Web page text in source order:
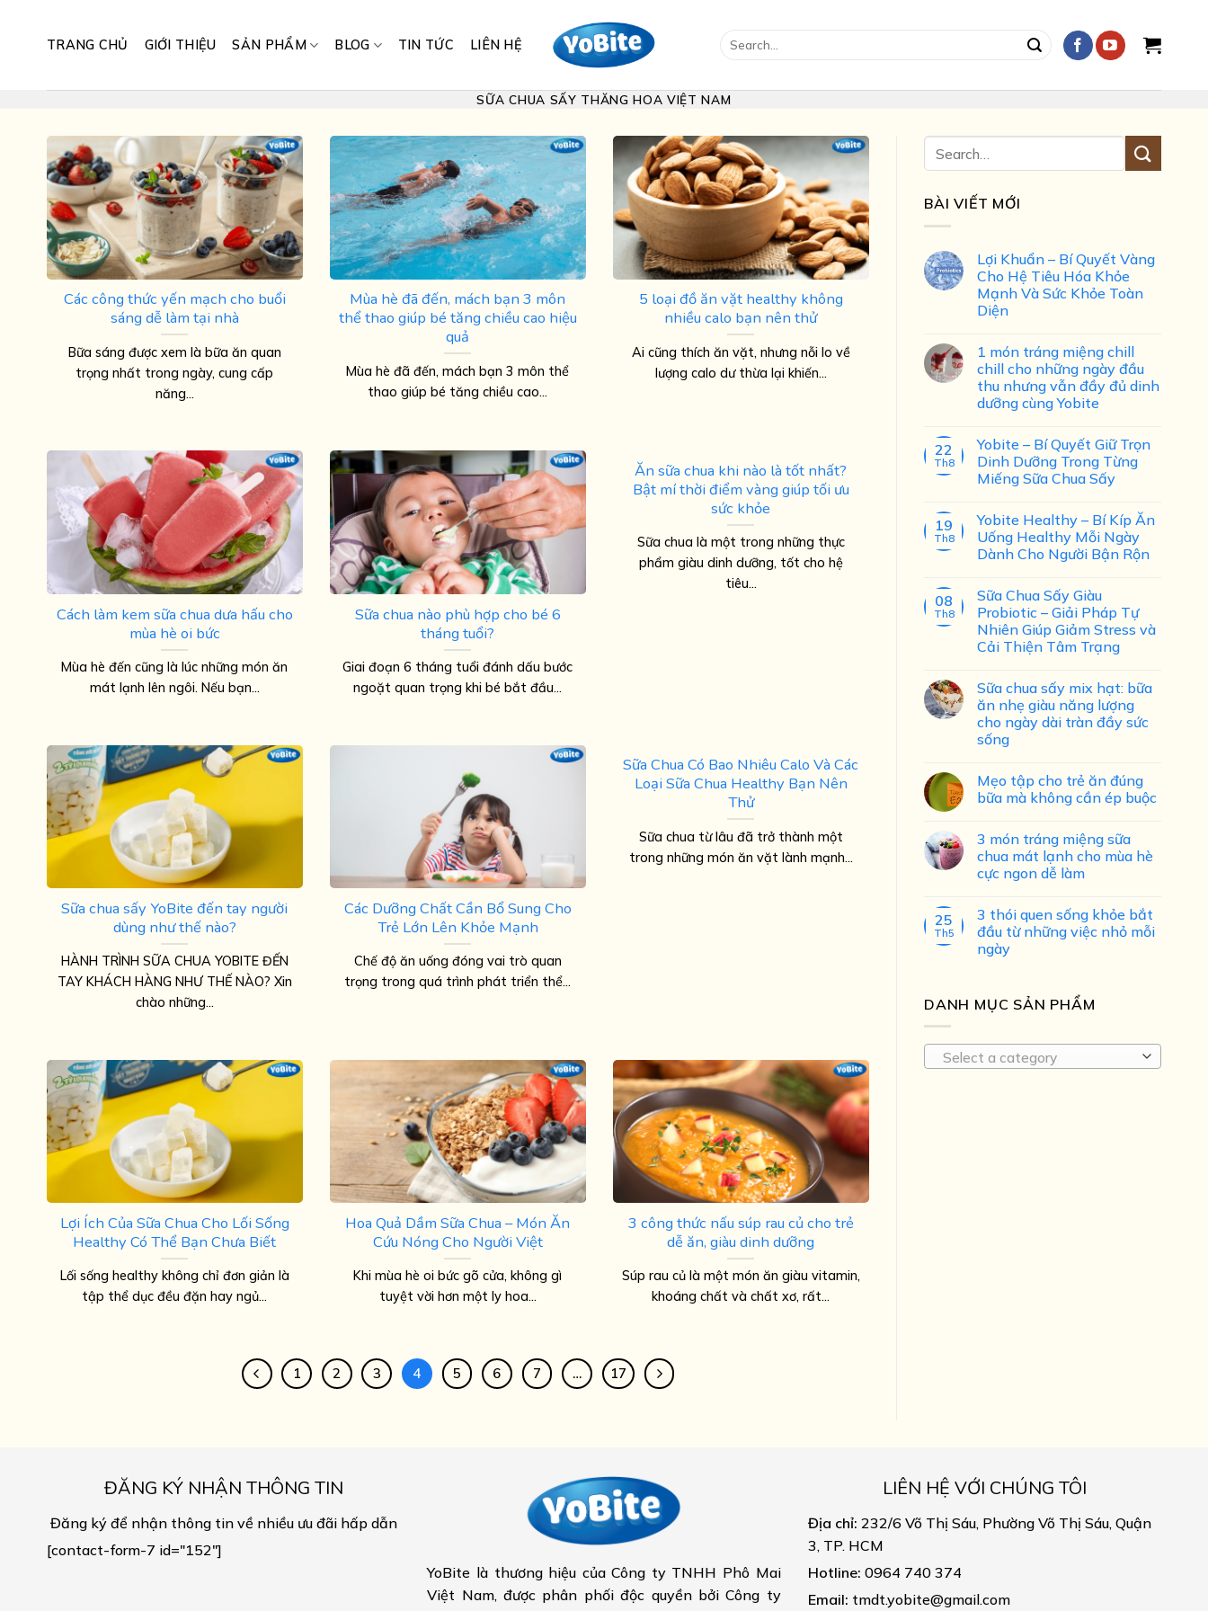
content
TRANG CHỦ GIỚI THIỆU SẢN PHẨM BLOG TIN TỨC LIÊN HỆ
Search
SỮA CHUA SẤY THĂNG HOA VIỆT NAM
Các công thức yến mạch cho buổi
sáng dễ làm tại nhà
Bữa sáng được xem là bữa ăn quan
trọng nhất trong ngày, cung cấp
năng...
Mùa hè đã đến, mách bạn 3 môn
thể thao giúp bé tăng chiều cao hiệu
quả
Mùa hè đã đến, mách bạn 3 môn thể
thao giúp bé tăng chiều cao...
5 loại đồ ăn vặt healthy không
nhiều calo bạn nên thử
Ai cũng thích ăn vặt, nhưng nỗi lo về
lượng calo dư thừa lại khiến...
Cách làm kem sữa chua dưa hấu cho
mùa hè oi bức
Mùa hè đến cũng là lúc những món ăn
mát lạnh lên ngôi. Nếu bạn...
Sữa chua nào phù hợp cho bé 6
tháng tuổi?
Giai đoạn 6 tháng tuổi đánh dấu bước
ngoặt quan trọng khi bé bắt đầu...
Ăn sữa chua khi nào là tốt nhất?
Bật mí thời điểm vàng giúp tối ưu
sức khỏe
Sữa chua là một trong những thực
phẩm giàu dinh dưỡng, tốt cho hệ
tiêu...
Sữa chua sấy YoBite đến tay người
dùng như thế nào?
HÀNH TRÌNH SỮA CHUA YOBITE ĐẾN
TAY KHÁCH HÀNG NHƯ THẾ NÀO? Xin
chào những...
Các Dưỡng Chất Cần Bổ Sung Cho
Trẻ Lớn Lên Khỏe Mạnh
Chế độ ăn uống đóng vai trò quan
trọng trong quá trình phát triển thể...
Sữa Chua Có Bao Nhiêu Calo Và Các
Loại Sữa Chua Healthy Bạn Nên
Thử
Sữa chua từ lâu đã trở thành một
trong những món ăn vặt lành mạnh...
Lợi Ích Của Sữa Chua Cho Lối Sống
Healthy Có Thể Bạn Chưa Biết
Lối sống healthy không chỉ đơn giản là
tập thể dục đều đặn hay ngủ...
Hoa Quả Dầm Sữa Chua – Món Ăn
Cứu Nóng Cho Người Việt
Khi mùa hè oi bức gõ cửa, không gì
tuyệt vời hơn một ly hoa...
3 công thức nấu súp rau củ cho trẻ
dễ ăn, giàu dinh dưỡng
Súp rau củ là một món ăn giàu vitamin,
khoáng chất và chất xơ, rất...
1 2 3 4 5 6 7 … 17
BÀI VIẾT MỚI
Lợi Khuẩn – Bí Quyết Vàng
Cho Hệ Tiêu Hóa Khỏe
Mạnh Và Sức Khỏe Toàn
Diện
1 món tráng miệng chill
chill cho những ngày đầu
thu nhưng vẫn đầy đủ dinh
dưỡng cùng Yobite
22
Th8
Yobite – Bí Quyết Giữ Trọn
Dinh Dưỡng Trong Từng
Miếng Sữa Chua Sấy
19
Th8
Yobite Healthy – Bí Kíp Ăn
Uống Healthy Mỗi Ngày
Dành Cho Người Bận Rộn
08
Th8
Sữa Chua Sấy Giàu
Probiotic – Giải Pháp Tự
Nhiên Giúp Giảm Stress và
Cải Thiện Tâm Trạng
Sữa chua sấy mix hạt: bữa
ăn nhẹ giàu năng lượng
cho ngày dài tràn đầy sức
sống
Mẹo tập cho trẻ ăn đúng
bữa mà không cần ép buộc
3 món tráng miệng sữa
chua mát lạnh cho mùa hè
cực ngon dễ làm
25
Th5
3 thói quen sống khỏe bắt
đầu từ những việc nhỏ mỗi
ngày
DANH MỤC SẢN PHẨM
Select a category
ĐĂNG KÝ NHẬN THÔNG TIN
Đăng ký để nhận thông tin về nhiều ưu đãi hấp dẫn
[contact-form-7 id="152"]
YoBite là thương hiệu của Công ty TNHH Phô Mai
Việt Nam, được phân phối độc quyền bởi Công ty
LIÊN HỆ VỚI CHÚNG TÔI
Địa chỉ: 232/6 Võ Thị Sáu, Phường Võ Thị Sáu, Quận
3, TP. HCM
Hotline: 0964 740 374
Email: tmdt.yobite@gmail.com